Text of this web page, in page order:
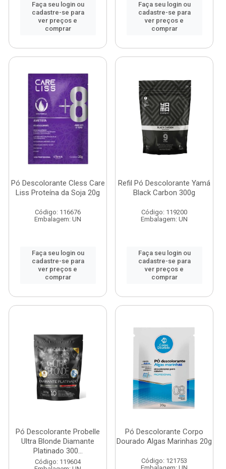
Faça seu login ou
cadastre-se para
ver preços e
comprar
Faça seu login ou
cadastre-se para
ver preços e
comprar
Pó Descolorante Cless Care
Liss Proteína da Soja 20g
Código: 116676
Embalagem: UN
Faça seu login ou
cadastre-se para
ver preços e
comprar
Refil Pó Descolorante Yamá
Black Carbon 300g
Código: 119200
Embalagem: UN
Faça seu login ou
cadastre-se para
ver preços e
comprar
Pó Descolorante Probelle
Ultra Blonde Diamante
Platinado 300...
Código: 119604
Pó Descolorante Corpo
Dourado Algas Marinhas 20g
Código: 121753